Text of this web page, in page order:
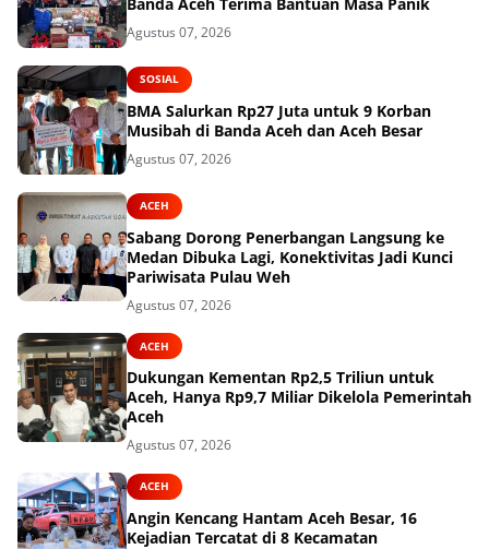
Agustus 07, 2026
SOSIAL
BMA Salurkan Rp27 Juta untuk 9 Korban
Musibah di Banda Aceh dan Aceh Besar
Agustus 07, 2026
ACEH
Sabang Dorong Penerbangan Langsung ke
Medan Dibuka Lagi, Konektivitas Jadi Kunci
Pariwisata Pulau Weh
Agustus 07, 2026
ACEH
Dukungan Kementan Rp2,5 Triliun untuk
Aceh, Hanya Rp9,7 Miliar Dikelola Pemerintah
Aceh
Agustus 07, 2026
ACEH
Angin Kencang Hantam Aceh Besar, 16
Kejadian Tercatat di 8 Kecamatan